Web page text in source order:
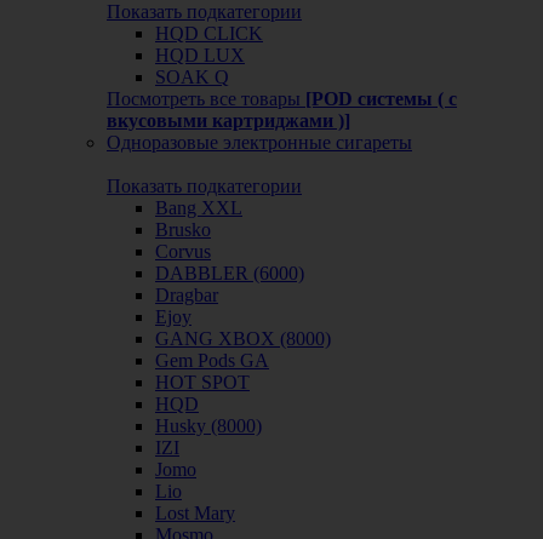
Показать подкатегории
HQD CLICK
HQD LUX
SOAK Q
Посмотреть все товары [POD системы ( с
вкусовыми картриджами )]
Одноразовые электронные сигареты
Показать подкатегории
Bang XXL
Brusko
Corvus
DABBLER (6000)
Dragbar
Ejoy
GANG XBOX (8000)
Gem Pods GA
HOT SPOT
HQD
Husky (8000)
IZI
Jomo
Lio
Lost Mary
Mosmo